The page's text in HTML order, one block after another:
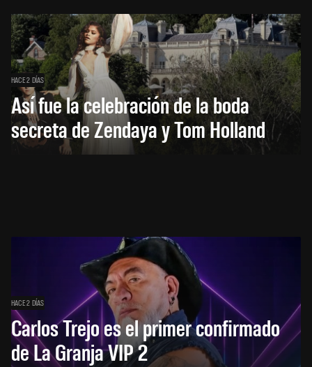
HACE 2 DÍAS
Así fue la celebración de la boda
secreta de Zendaya y Tom Holland
HACE 2 DÍAS
Carlos Trejo es el primer confirmado
de La Granja VIP 2